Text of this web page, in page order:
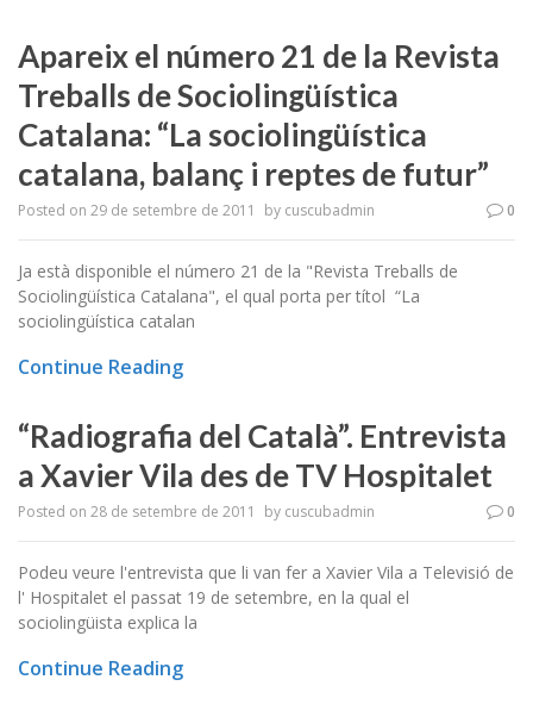
Apareix el número 21 de la Revista
Treballs de Sociolingüística
Catalana: “La sociolingüística
catalana, balanç i reptes de futur”
Posted on 29 de setembre de 2011 by cuscubadmin 0
Ja està disponible el número 21 de la "Revista Treballs de
Sociolingüística Catalana", el qual porta per títol “La
sociolingüística catalan
Continue Reading
“Radiografia del Català”. Entrevista
a Xavier Vila des de TV Hospitalet
Posted on 28 de setembre de 2011 by cuscubadmin 0
Podeu veure l'entrevista que li van fer a Xavier Vila a Televisió de
l' Hospitalet el passat 19 de setembre, en la qual el
sociolingüista explica la
Continue Reading